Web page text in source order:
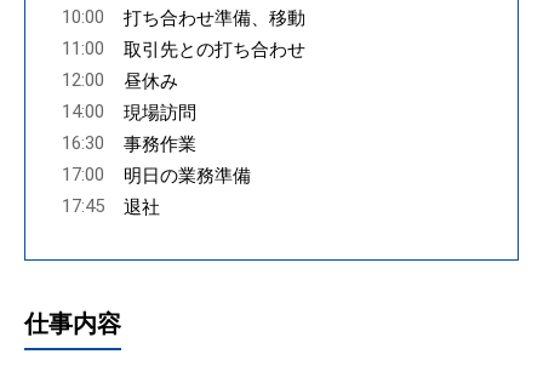
10:00
打ち合わせ準備、移動
11:00
取引先との打ち合わせ
12:00
昼休み
14:00
現場訪問
16:30
事務作業
17:00
明日の業務準備
17:45
退社
仕事内容